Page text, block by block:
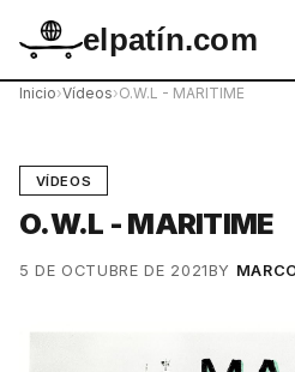
elpatín.com
Inicio›Vídeos›O.W.L - MARITIME
VÍDEOS
O.W.L - MARITIME
5 DE OCTUBRE DE 2021BY